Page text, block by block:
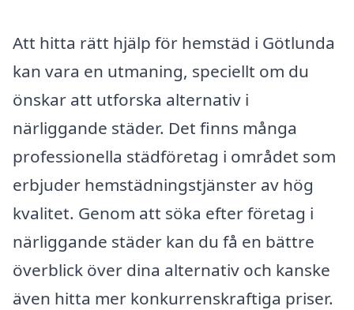
Att hitta rätt hjälp för hemstäd i Götlunda
kan vara en utmaning, speciellt om du
önskar att utforska alternativ i
närliggande städer. Det finns många
professionella städföretag i området som
erbjuder hemstädningstjänster av hög
kvalitet. Genom att söka efter företag i
närliggande städer kan du få en bättre
överblick över dina alternativ och kanske
även hitta mer konkurrenskraftiga priser.